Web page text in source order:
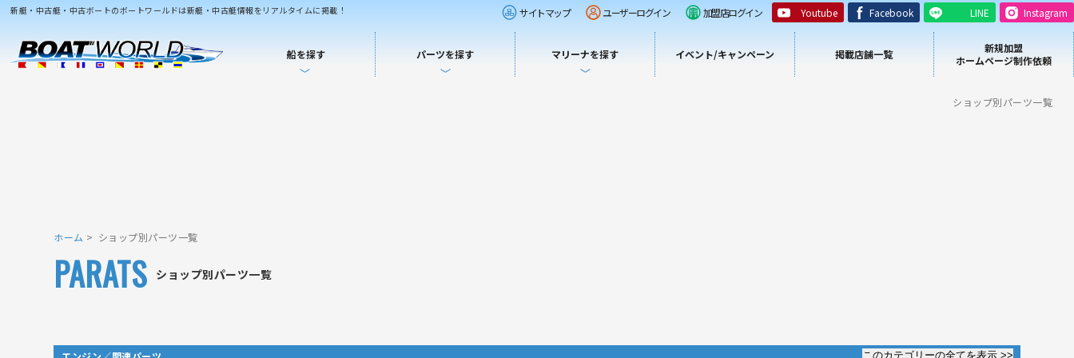
新艇・中古艇・中古ボートのボートワールドは新艇・中古艇情報をリアルタイムに掲載！ サイトマップ ユーザーログイン 加盟店ログイン Youtube Facebook LINE Instagram
船を探す パーツを探す マリーナを探す イベント/キャンペーン 掲載店舗一覧
新規加盟
ホームページ制作依頼
ショップ別パーツ一覧
ホーム ショップ別パーツ一覧
ショップ別パーツ一覧
PARATS